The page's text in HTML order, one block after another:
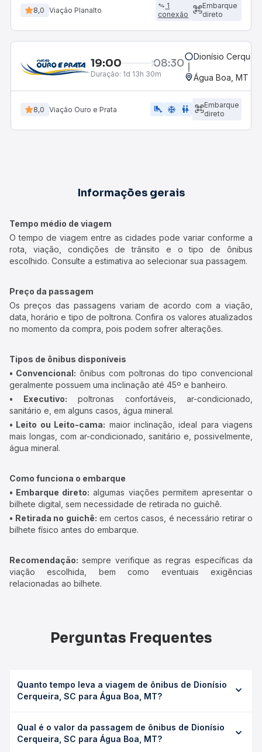
8,0 Viação Planalto
1
conexão
Embarque
direto
19:00 08:30
Duração: 1d 13h 30m
Dionísio
Água Boa, MT
8,0 Viação Ouro e Prata airline_seat_legroom_extra ac_unit WC
Embarque
direto
Informações gerais
Tempo médio de viagem
O tempo de viagem entre as cidades pode variar conforme a
rota, viação, condições de trânsito e o tipo de ônibus
escolhido. Consulte a estimativa ao selecionar sua passagem.
Preço da passagem
Os preços das passagens variam de acordo com a viação,
data, horário e tipo de poltrona. Confira os valores atualizados
no momento da compra, pois podem sofrer alterações.
Tipos de ônibus disponíveis
• Convencional: ônibus com poltronas do tipo convencional
geralmente possuem uma inclinação até 45º e banheiro.
• Executivo: poltronas confortáveis, ar-condicionado,
sanitário e, em alguns casos, água mineral.
• Leito ou Leito-cama: maior inclinação, ideal para viagens
mais longas, com ar-condicionado, sanitário e, possivelmente,
água mineral.
Como funciona o embarque
• Embarque direto: algumas viações permitem apresentar o
bilhete digital, sem necessidade de retirada no guichê.
• Retirada no guichê: em certos casos, é necessário retirar o
bilhete físico antes do embarque.
Recomendação: sempre verifique as regras específicas da
viação escolhida, bem como eventuais exigências
relacionadas ao bilhete.
Perguntas Frequentes
Quanto tempo leva a viagem de ônibus de Dionísio
Cerqueira, SC para Água Boa, MT?
Boa, MT leva em média 37h 30min, podendo variar
conforme a viação, o tipo de serviço (convencional,
Qual é o valor da passagem de ônibus de Dionísio
Cerqueira, SC para Água Boa, MT?